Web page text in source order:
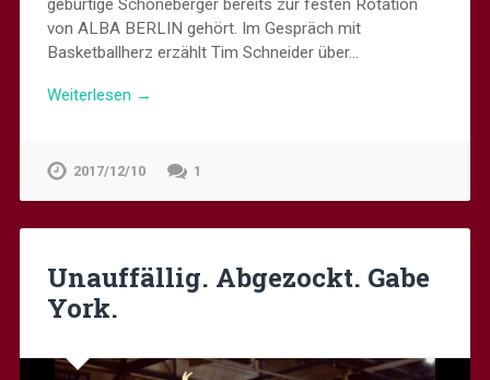
gebürtige Schöneberger bereits zur festen Rotation
von ALBA BERLIN gehört. Im Gespräch mit
Basketballherz erzählt Tim Schneider über…
Weiterlesen →
2017/12/10 1
Unauffällig. Abgezockt. Gabe
York.